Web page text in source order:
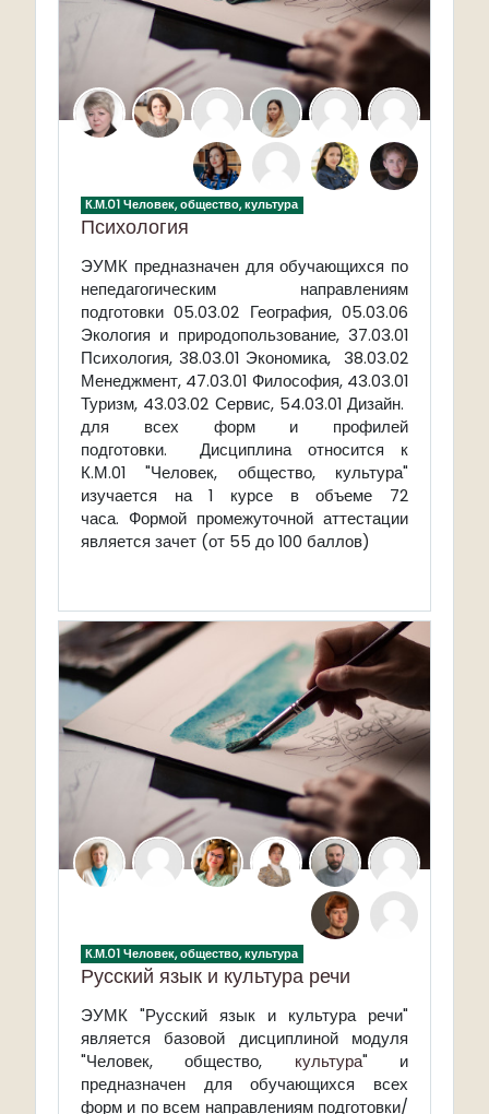
К.М.01 Человек, общество, культура
Психология
ЭУМК предназначен для обучающихся по
непедагогическим направлениям
подготовки 05.03.02 География, 05.03.06
Экология и природопользование, 37.03.01
Психология, 38.03.01 Экономика, 38.03.02
Менеджмент, 47.03.01 Философия, 43.03.01
Туризм, 43.03.02 Сервис, 54.03.01 Дизайн.
для всех форм и профилей
подготовки. Дисциплина относится к
К.М.01 "Человек, общество, культура"
изучается на 1 курсе в объеме 72
часа. Формой промежуточной аттестации
является зачет (от 55 до 100 баллов)
К.М.01 Человек, общество, культура
Русский язык и культура речи
ЭУМК "Русский язык и культура речи"
является базовой дисциплиной модуля
"Человек, общество, культура" и
предназначен для обучающихся всех
форм и по всем направлениям подготовки/